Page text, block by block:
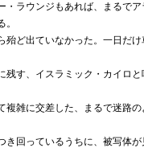
ラウンジもあれば、まるで
ど出ていなかった。一日だ
す、イスラミック・カイロ
雑に交差した、まるで迷路の
回っているうちに、被写体